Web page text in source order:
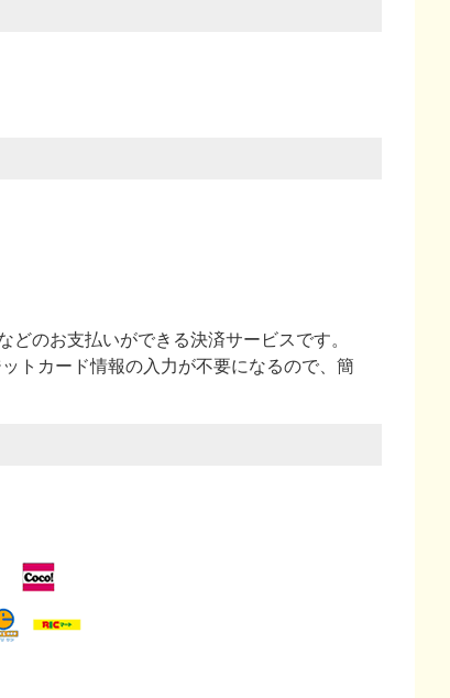
のお支払いができる決済サービスです。
トカード情報の入力が不要になるので、簡